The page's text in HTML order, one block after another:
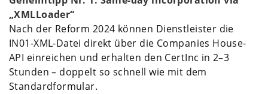
„XMLLoader“
Nach der Reform 2024 können Dienstleister die
IN01-XML-Datei direkt über die Companies House-
API einreichen und erhalten den CertInc in 2–3
Stunden – doppelt so schnell wie mit dem
Standardformular.